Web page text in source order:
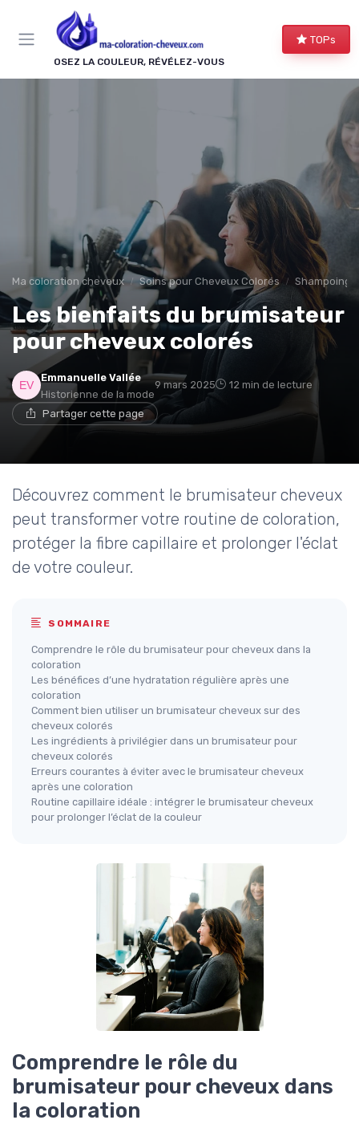
OSEZ LA COULEUR, RÉVÉLEZ-VOUS
TOPs
Ma coloration cheveux Soins pour Cheveux Colorés
Les bienfaits du brumisateur
pour cheveux colorés
Emmanuelle Vallée
Historienne de la mode
9 mars 2025 12 min de lecture
Partager cette page
Découvrez comment le brumisateur cheveux
peut transformer votre routine de coloration,
protéger la fibre capillaire et prolonger l'éclat
de votre couleur.
SOMMAIRE
Comprendre le rôle du brumisateur pour cheveux dans la
coloration
Les bénéfices d’une hydratation régulière après une
coloration
Comment bien utiliser un brumisateur cheveux sur des
cheveux colorés
Les ingrédients à privilégier dans un brumisateur pour
cheveux colorés
Erreurs courantes à éviter avec le brumisateur cheveux
après une coloration
Routine capillaire idéale : intégrer le brumisateur cheveux
pour prolonger l’éclat de la couleur
Comprendre le rôle du
brumisateur pour cheveux dans
la coloration
Panneau de gestion des cookies